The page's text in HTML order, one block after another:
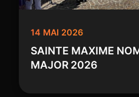
14 MAI 2026
SAINTE MAXIME
MAJOR 2026